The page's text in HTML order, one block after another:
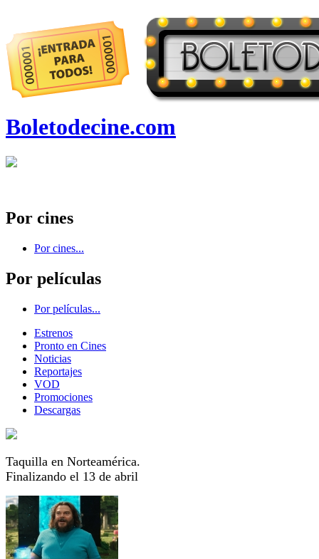
Boletodecine.com
Por cines
Por cines...
Por películas
Por películas...
Estrenos
Pronto en Cines
Noticias
Reportajes
VOD
Promociones
Descargas
Taquilla en Norteamérica.
Finalizando el 13 de abril